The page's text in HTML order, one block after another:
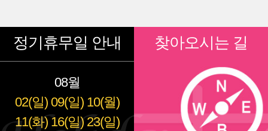
정기휴무일 안내
08월
02(일) 09(일) 10(월)
11(화) 16(일) 23(일)
찾아오시는 길